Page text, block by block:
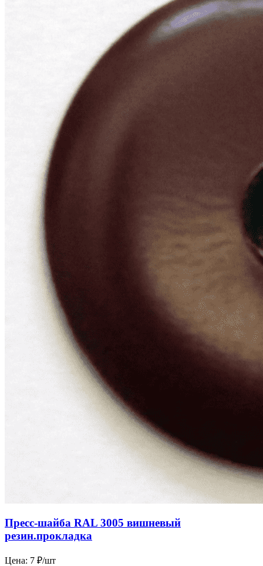
Пресс-шайба RAL 3005 вишневый
резин.прокладка
Цена: 7 ₽/шт